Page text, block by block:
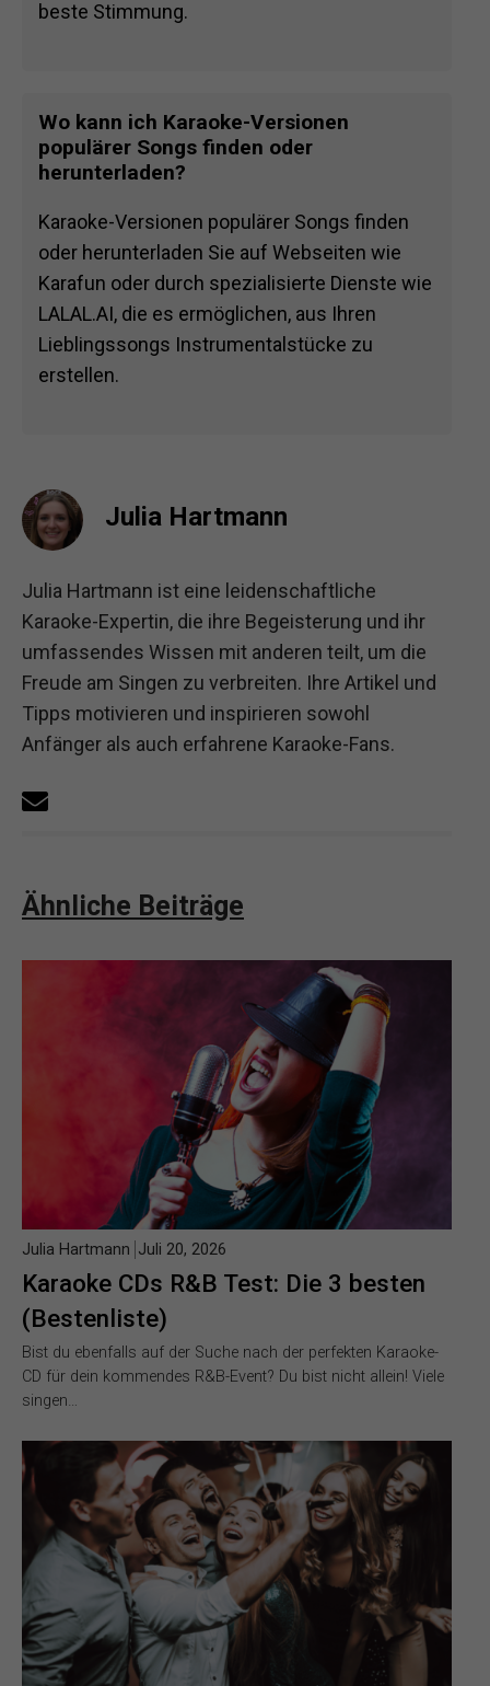
beste Stimmung.
Wo kann ich Karaoke-Versionen
populärer Songs finden oder
herunterladen?
Karaoke-Versionen populärer Songs finden
oder herunterladen Sie auf Webseiten wie
Karafun oder durch spezialisierte Dienste wie
LALAL.AI, die es ermöglichen, aus Ihren
Lieblingssongs Instrumentalstücke zu
erstellen.
Julia Hartmann
Julia Hartmann ist eine leidenschaftliche
Karaoke-Expertin, die ihre Begeisterung und ihr
umfassendes Wissen mit anderen teilt, um die
Freude am Singen zu verbreiten. Ihre Artikel und
Tipps motivieren und inspirieren sowohl
Anfänger als auch erfahrene Karaoke-Fans.
Ähnliche Beiträge
Karaoke CDs R&B Test: Die 3 besten
(Bestenliste)
Julia Hartmann Juli 20, 2026
Bist du ebenfalls auf der Suche nach der perfekten Karaoke-
CD für dein kommendes R&B-Event? Du bist nicht allein! Viele
singen…